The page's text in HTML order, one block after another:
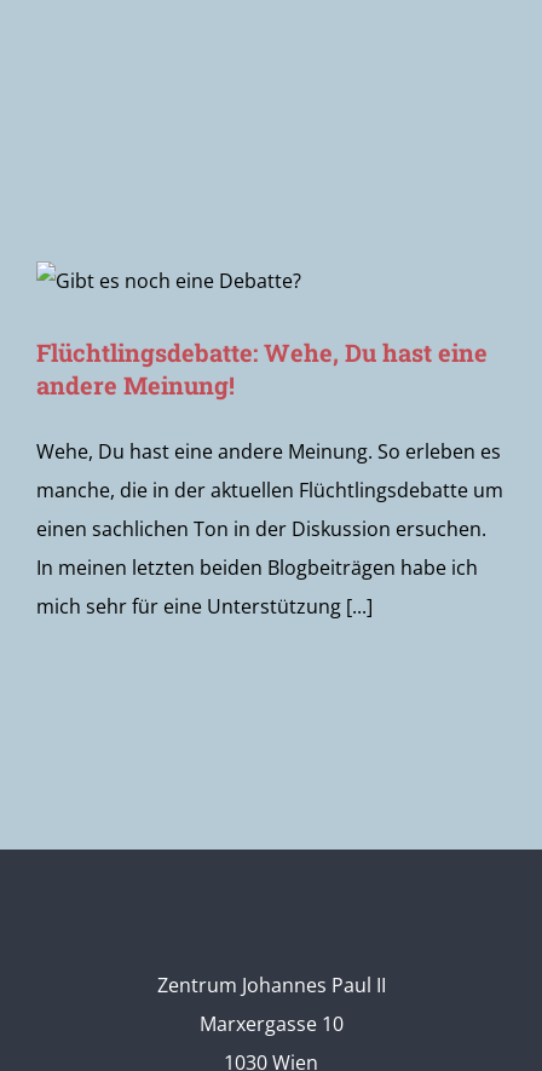
Flüchtlingsdebatte: Wehe, Du hast eine
andere Meinung!
Wehe, Du hast eine andere Meinung. So erleben es
manche, die in der aktuellen Flüchtlingsdebatte um
einen sachlichen Ton in der Diskussion ersuchen.
In meinen letzten beiden Blogbeiträgen habe ich
mich sehr für eine Unterstützung [...]
Zentrum Johannes Paul II
Marxergasse 10
1030 Wien